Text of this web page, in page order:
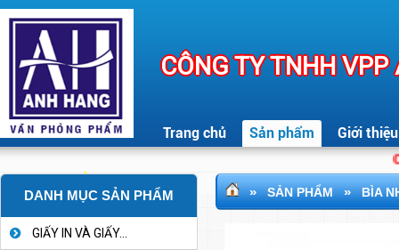
CÔNG TY TNHH
Trang chủ Sản phẩm Giới thiệu
DANH MỤC SẢN PHẨM
GIẤY IN VÀ GIẤY...
» SẢN PHẨM » BÌA